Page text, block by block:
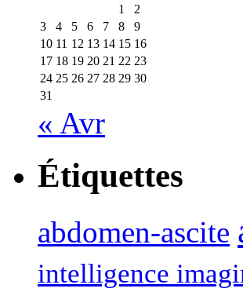
1
2
3
4 5 6 7 8
9
10 11 12 13 14 15 16
17 18 19 20 21 22 23
24 25 26 27 28 29 30
31
« Avr
Étiquettes
abdomen-ascite
intelligence